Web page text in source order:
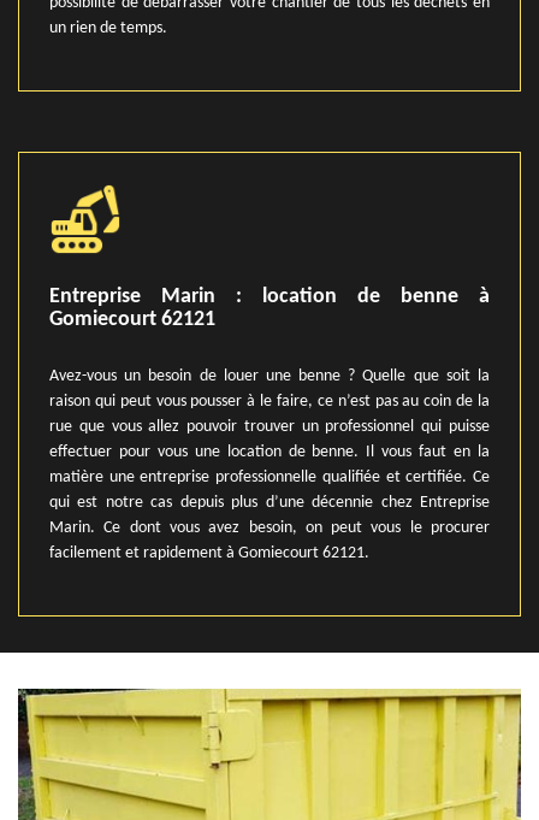
un rien de temps.
Entreprise Marin : location de benne à
Gomiecourt 62121
Avez-vous un besoin de louer une benne ? Quelle que soit la
raison qui peut vous pousser à le faire, ce n’est pas au coin de la
rue que vous allez pouvoir trouver un professionnel qui puisse
effectuer pour vous une location de benne. Il vous faut en la
matière une entreprise professionnelle qualifiée et certifiée. Ce
qui est notre cas depuis plus d’une décennie chez Entreprise
Marin. Ce dont vous avez besoin, on peut vous le procurer
facilement et rapidement à Gomiecourt 62121.